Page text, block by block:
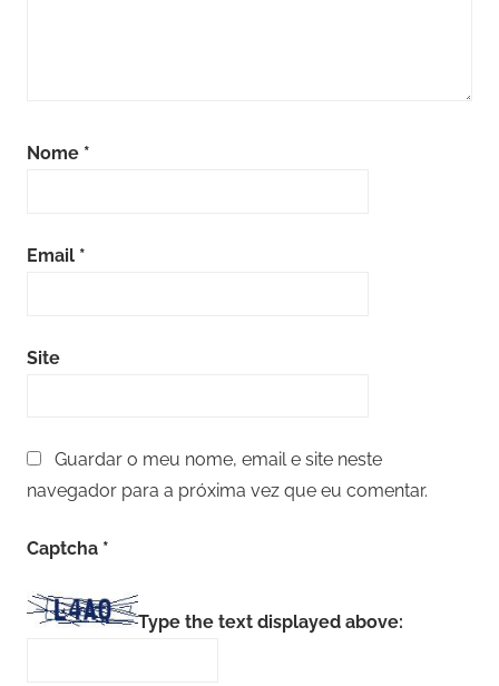
Nome *
Email *
Site
Guardar o meu nome, email e site neste
navegador para a próxima vez que eu comentar.
Captcha *
Type the text displayed above: